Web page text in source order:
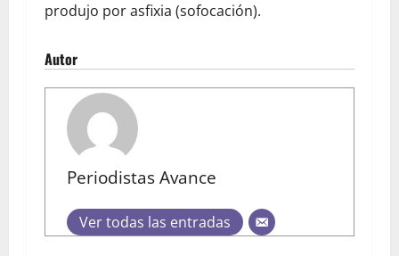
produjo por asfixia (sofocación).
Autor
Periodistas Avance
Ver todas las entradas